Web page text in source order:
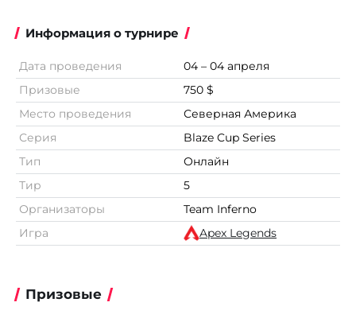
Информация о турнире
Дата проведения
04 – 04 апреля
Призовые
750 $
Место проведения
Северная Америка
Серия
Blaze Cup Series
Тип
Онлайн
Тир
5
Организаторы
Team Inferno
Игра
Apex Legends
Призовые